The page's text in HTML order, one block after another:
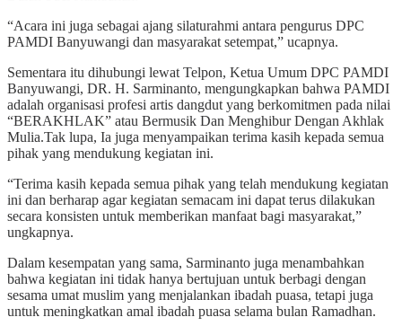
“Acara ini juga sebagai ajang silaturahmi antara pengurus DPC
PAMDI Banyuwangi dan masyarakat setempat,” ucapnya.
Sementara itu dihubungi lewat Telpon, Ketua Umum DPC PAMDI
Banyuwangi, DR. H. Sarminanto, mengungkapkan bahwa PAMDI
adalah organisasi profesi artis dangdut yang berkomitmen pada nilai
“BERAKHLAK” atau Bermusik Dan Menghibur Dengan Akhlak
Mulia.Tak lupa, Ia juga menyampaikan terima kasih kepada semua
pihak yang mendukung kegiatan ini.
“Terima kasih kepada semua pihak yang telah mendukung kegiatan
ini dan berharap agar kegiatan semacam ini dapat terus dilakukan
secara konsisten untuk memberikan manfaat bagi masyarakat,”
ungkapnya.
Dalam kesempatan yang sama, Sarminanto juga menambahkan
bahwa kegiatan ini tidak hanya bertujuan untuk berbagi dengan
sesama umat muslim yang menjalankan ibadah puasa, tetapi juga
untuk meningkatkan amal ibadah puasa selama bulan Ramadhan.